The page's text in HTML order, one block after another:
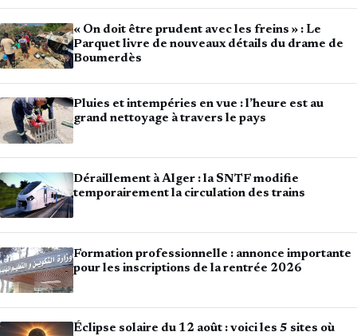
« On doit être prudent avec les freins » : Le
Parquet livre de nouveaux détails du drame de
Boumerdès
Pluies et intempéries en vue : l’heure est au
grand nettoyage à travers le pays
Déraillement à Alger : la SNTF modifie
temporairement la circulation des trains
Formation professionnelle : annonce importante
pour les inscriptions de la rentrée 2026
Éclipse solaire du 12 août : voici les 5 sites où